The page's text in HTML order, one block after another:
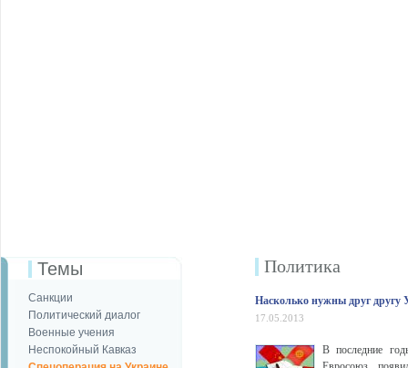
Темы
Санкции
Политический диалог
Военные учения
Неспокойный Кавказ
Политика
Насколько нужны друг
17.05.2013
В последние